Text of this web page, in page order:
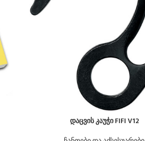
დაცვის კაუჭი FIFI V12